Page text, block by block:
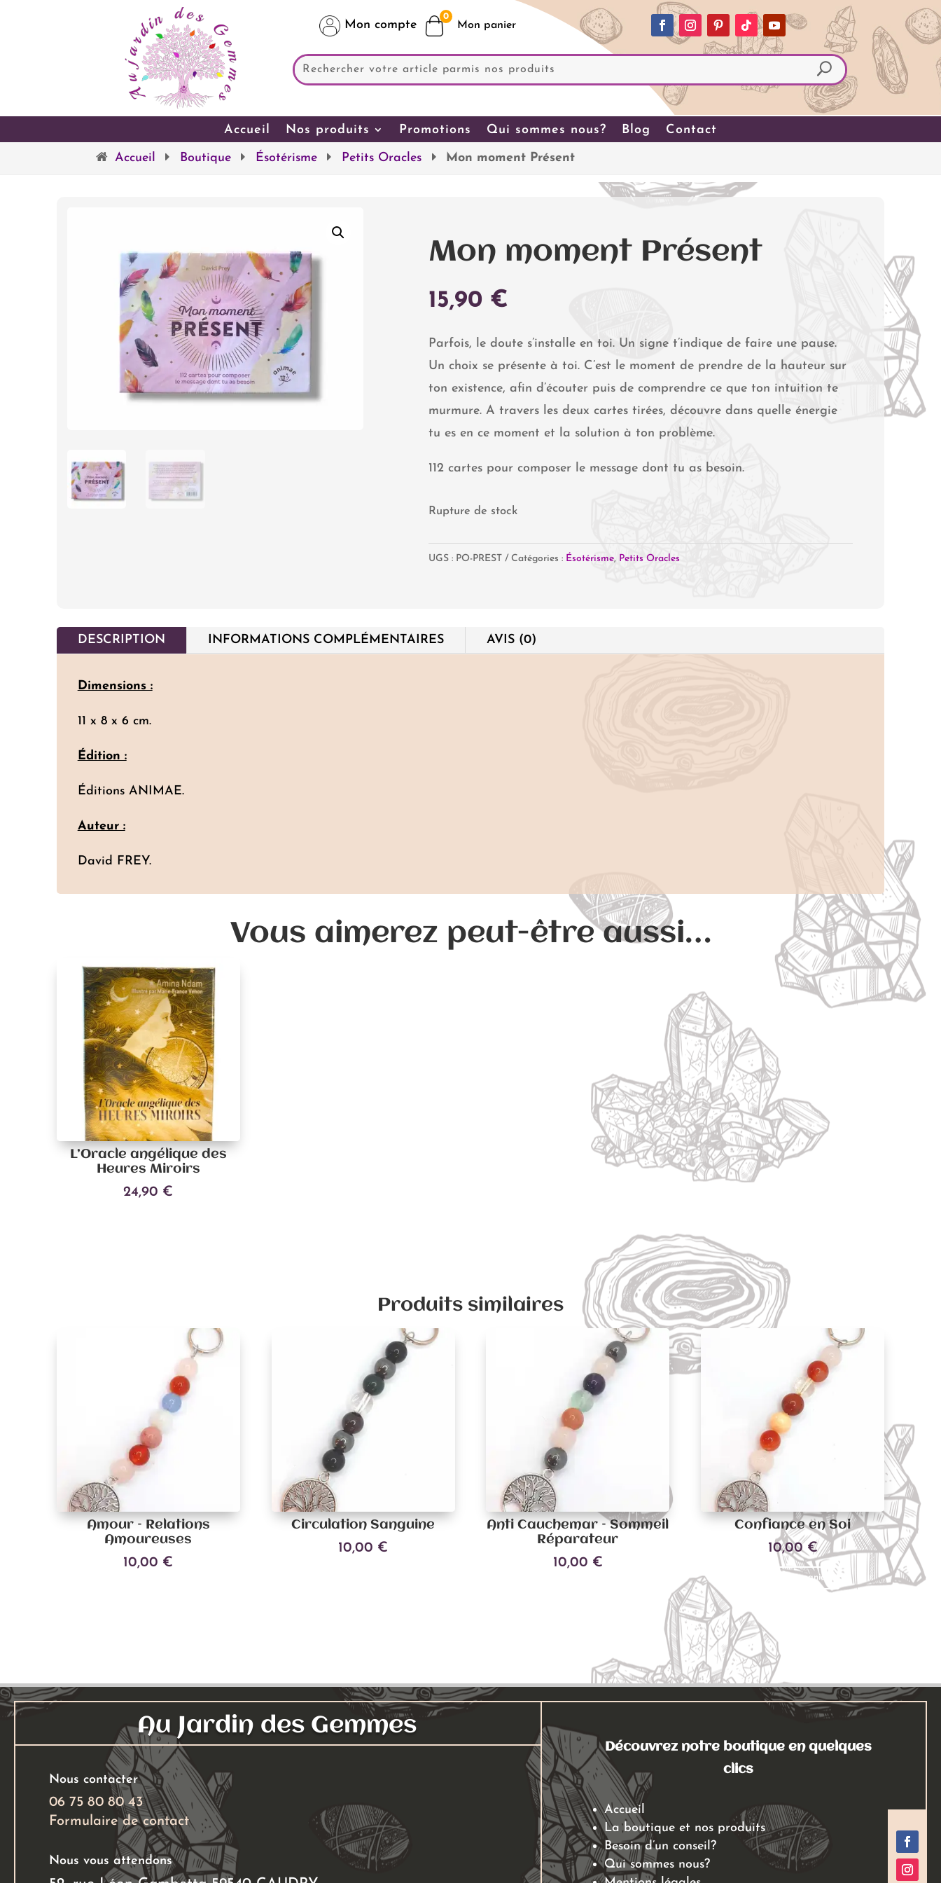
Mon compte
0
Accueil Nos produits Promotions Qui sommes nous? Blog Contact
Accueil Boutique Ésotérisme Petits Oracles Mon moment Présent
Mon moment Présent
15,90 €
Parfois, le doute s’installe en toi. Un signe t’indique de faire une pause.
Un choix se présente à toi. C’est le moment de prendre de la hauteur sur
ton existence, afin d’écouter puis de comprendre ce que ton intuition te
murmure. A travers les deux cartes tirées, découvre dans quelle énergie
tu es en ce moment et la solution à ton problème.
112 cartes pour composer le message dont tu as besoin.
Rupture de stock
UGS : PO-PREST Catégories : Ésotérisme, Petits Oracles
DESCRIPTION INFORMATIONS COMPLÉMENTAIRES AVIS (0)
Dimensions :
11 x 8 x 6 cm.
Édition :
Éditions ANIMAE.
Auteur :
David FREY.
Vous aimerez peut-être aussi…
L’Oracle angélique des
Heures Miroirs
24,90 €
Produits similaires
Amour – Relations
Amoureuses
10,00 €
Circulation Sanguine
10,00 €
Anti Cauchemar – Sommeil
Réparateur
10,00 €
Confiance en Soi
10,00 €
Ajouter au panier
Au Jardin des Gemmes
Nous contacter
06 75 80 80 43
Formulaire de contact
Nous vous attendons
Découvrez notre boutique en quelques
clics
Accueil
La boutique et nos produits
Besoin d’un conseil?
Qui sommes nous?